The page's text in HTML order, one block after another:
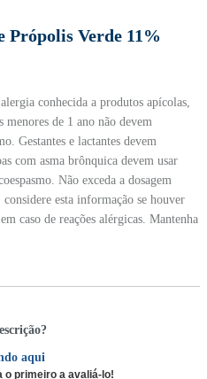
Própolis Verde 11%
conhecida a produtos apícolas,
de 1 ano não devem
Gestantes e lactantes devem
com asma brônquica devem usar
Não exceda a dosagem
esta informação se houver
caso de reações alérgicas. Mantenha
aqui
o primeiro a avaliá-lo!